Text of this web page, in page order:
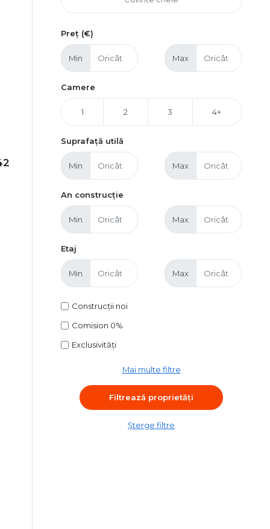
Preț (€)
Min Max
Camere
1 2 3 4+
Suprafață utilă
Min Max
An construcție
Min Max
Etaj
Min Max
Construcții noi
Comision 0%
Exclusivități
Mai multe filtre
Șterge filtre